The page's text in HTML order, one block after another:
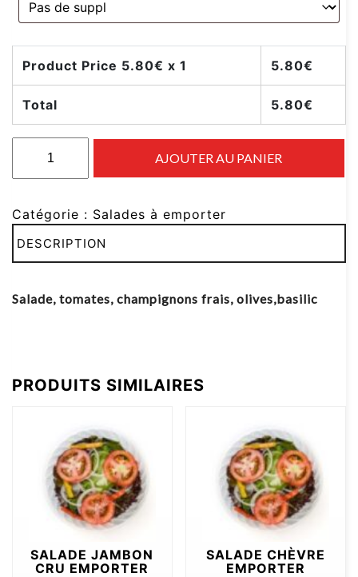
Product Price 5.80€ x 1 5.80€
Total 5.80€
AJOUTER AU PANIER
Catégorie : Salades à emporter
DESCRIPTION
Salade, tomates, champignons frais, olives,basilic
PRODUITS SIMILAIRES
SALADE JAMBON
CRU EMPORTER
SALADE CHÈVRE
EMPORTER